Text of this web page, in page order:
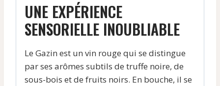
UNE EXPÉRIENCE
SENSORIELLE INOUBLIABLE
Le Gazin est un vin rouge qui se distingue
par ses arômes subtils de truffe noire, de
sous-bois et de fruits noirs. En bouche, il se